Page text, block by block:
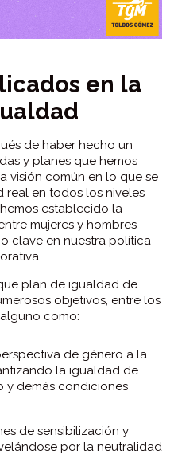
en la
de haber hecho un
y planes que hemos
visión común en lo que se
real en todos los niveles
establecido la
mujeres y hombres
clave en nuestra política
plan de igualdad de
objetivos, entre los
como:
de género a la
la igualdad de
y demás condiciones
de sensibilización y
por la neutralidad